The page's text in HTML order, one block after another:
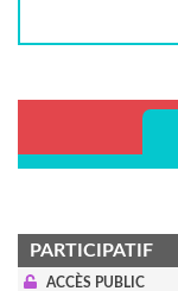
PARTICIPATIF
ACCÈS PUBLIC